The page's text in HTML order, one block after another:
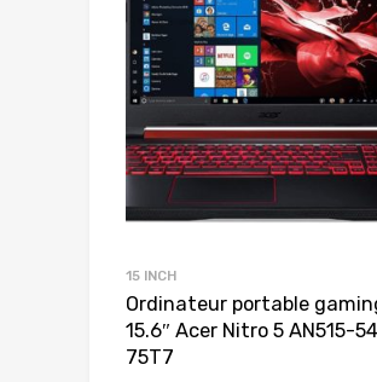
15 INCH
Ordinateur portable
15.6″ Acer Nitro 5 AN515-
75T7